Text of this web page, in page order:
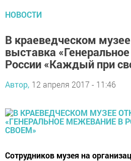
НОВОСТИ
В краеведческом
выставка
России «Каждый при
Автор, 12 апреля 2017 - 11:46
Сотрудников музея на